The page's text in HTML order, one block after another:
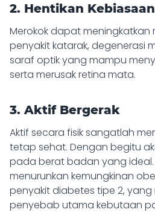
2. Hentikan
Merokok dapat meningkatkan
penyakit katarak, degenerasi
saraf optik yang mampu
serta merusak retina mata.
3. Aktif Bergerak
Aktif secara fisik sangatlah
tetap sehat. Dengan begitu
pada berat badan yang ideal.
menurunkan kemungkinan
penyakit diabetes tipe 2,
penyebab utama kebutaan